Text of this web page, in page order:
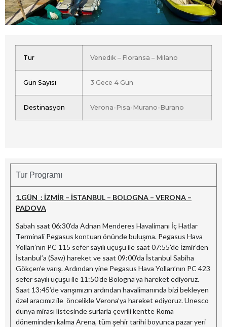
Tur Venedik – Floransa – Milano
Gün Sayısı 3 Gece 4 Gün
Destinasyon Verona-Pisa-Murano-Burano
Tur Programı
1.GÜN : İZMİR – İSTANBUL – BOLOGNA – VERONA –
PADOVA
Sabah saat 06:30’da Adnan Menderes Havalimanı İç Hatlar
Terminali Pegasus kontuarı önünde buluşma. Pegasus Hava
Yolları’nın PC 115 sefer sayılı uçuşu ile saat 07:55’de İzmir’den
İstanbul’a (Saw) hareket ve saat 09:00’da İstanbul Sabiha
Gökçen’e varış. Ardından yine Pegasus Hava Yolları’nın PC 423
sefer sayılı uçuşu ile 11:50’de Bologna’ya hareket ediyoruz.
Saat 13:45’de varışımızın ardından havalimanında bizi bekleyen
özel aracımız ile öncelikle Verona’ya hareket ediyoruz. Unesco
dünya mirası listesinde surlarla çevrili kentte Roma
döneminden kalma Arena, tüm şehir tarihi boyunca pazar yeri